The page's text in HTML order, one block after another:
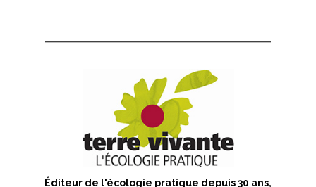
Éditeur de l'écologie pratique depuis 30 ans,